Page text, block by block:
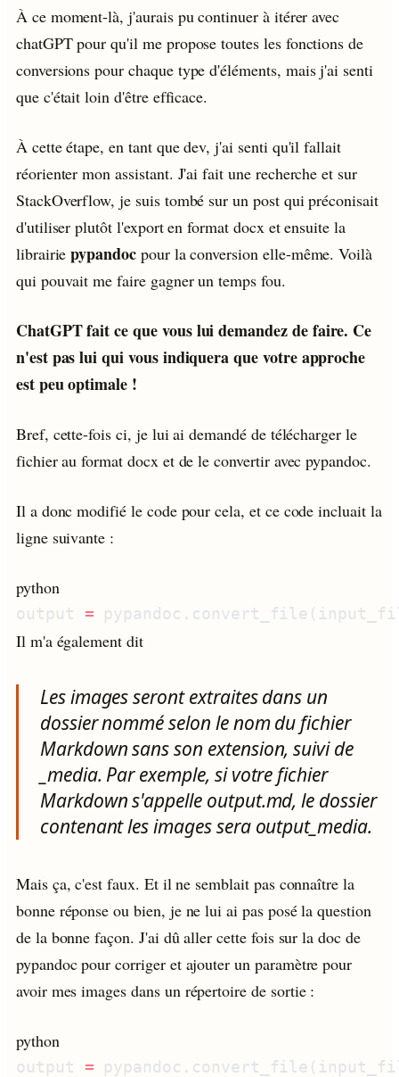
À ce moment-là, j'aurais pu continuer à itérer avec
chatGPT pour qu'il me propose toutes les fonctions de
conversions pour chaque type d'éléments, mais j'ai senti
que c'était loin d'être efficace.
À cette étape, en tant que dev,j'ai senti qu'il fallait
réorienter mon assistant. J'ai fait une recherche et sur
StackOverflow, je suis tombé sur un post qui préconisait
d'utiliser plutôt l'export en format docx et ensuite la
librairiepypandocpour la conversion elle-même. Voilà
qui pouvait me faire gagner un temps fou.
ChatGPT fait ce que vous lui demandez de faire. Ce
n'est pas lui qui vous indiquera que votre approche
est peu optimale !
Bref, cette-fois ci, je lui ai demandé de télécharger le
fichier au format docx et de le convertir avec pypandoc.
Il a donc modifié le code pour cela, et ce code incluait la
ligne suivante :
python
output =
Il m'a également dit
Les images seront extraites dans un
dossier nommé selon le nom du fichier
Markdown sans son extension, suivi de
_media. Par exemple, si votre fichier
Markdown s'appelle output.md, le dossier
contenant les images sera output_media.
Mais ça, c'est faux. Et il ne semblait pas connaître la
bonne réponse ou bien, je ne lui ai pas posé la question
de la bonne façon. J'ai dû aller cette fois sur la doc de
pypandoc pour corriger et ajouter un paramètre pour
avoir mes images dans un répertoire de sortie :
python
output =